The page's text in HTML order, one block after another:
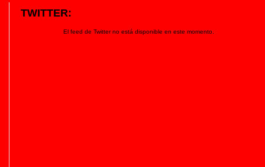
TWITTER:
El feed de Twitter no está disponible en este momento.